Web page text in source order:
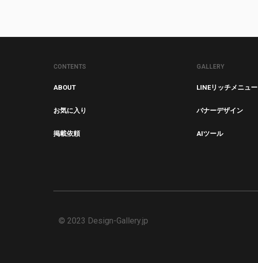
CONTENTS
ABOUT
お気に入り
掲載依頼
GALLERY
LINEリッチメニュー
バナーデザイン
AIツール
© 2023 Design-Gallery.jp